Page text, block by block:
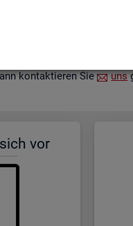
Kurz­vi­de­os zu
kon­tak­tie­ren Sie
uns
vor